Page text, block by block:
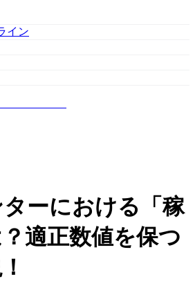
イン
ーにおける「稼
適正数値を保つ